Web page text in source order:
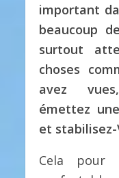
important
beaucoup
surtout
choses
avez
émettez
et stabilisez-
Cela pour